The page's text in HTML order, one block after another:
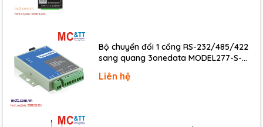
Bộ chuyển đổi 1 cổng RS-232/485/422
sang quang 3onedata MODEL277-S-
20KM)
Liên hệ